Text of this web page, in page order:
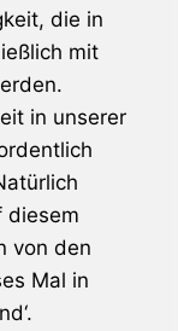
die in
mit
in unserer
diesem
von den
Mal in